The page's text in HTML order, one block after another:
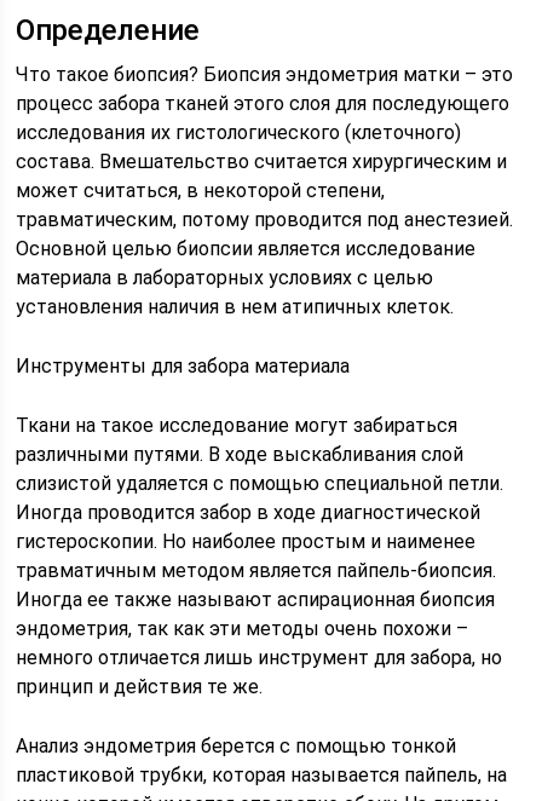
Определение
Что такое биопсия? Биопсия эндометрия матки – это
процесс забора тканей этого слоя для последующего
исследования их гистологического (клеточного)
состава. Вмешательство считается хирургическим и
может считаться, в некоторой степени,
травматическим, потому проводится под анестезией.
Основной целью биопсии является исследование
материала в лабораторных условиях с целью
установления наличия в нем атипичных клеток.
Инструменты для забора материала
Ткани на такое исследование могут забираться
различными путями. В ходе выскабливания слой
слизистой удаляется с помощью специальной петли.
Иногда проводится забор в ходе диагностической
гистероскопии. Но наиболее простым и наименее
травматичным методом является пайпель-биопсия.
Иногда ее также называют аспирационная биопсия
эндометрия, так как эти методы очень похожи –
немного отличается лишь инструмент для забора, но
принцип и действия те же.
Анализ эндометрия берется с помощью тонкой
пластиковой трубки, которая называется пайпель, на